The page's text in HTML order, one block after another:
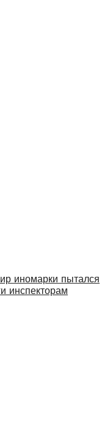
иномарки пытался
инспекторам